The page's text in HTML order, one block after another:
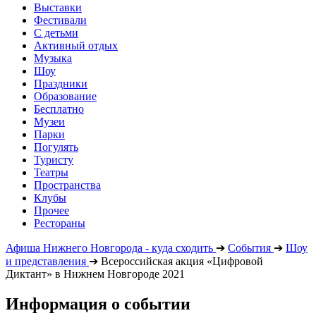
Выставки
Фестивали
С детьми
Активный отдых
Музыка
Шоу
Праздники
Образование
Бесплатно
Музеи
Парки
Погулять
Туристу
Театры
Пространства
Клубы
Прочее
Рестораны
Афиша Нижнего Новгорода - куда сходить ➔ События ➔ Шоу
и представления ➔ Всероссийская акция «Цифровой
Диктант» в Нижнем Новгороде 2021
Информация о событии